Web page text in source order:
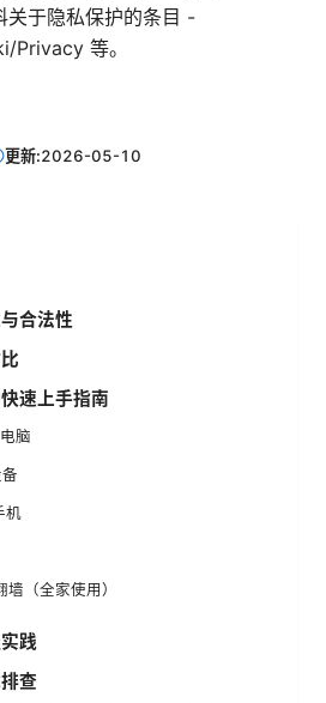
于隐私保护的条目 -
等。
更新:2026-05-10
合法性
速上手指南
脑
机
墙（全家使用）
践
查